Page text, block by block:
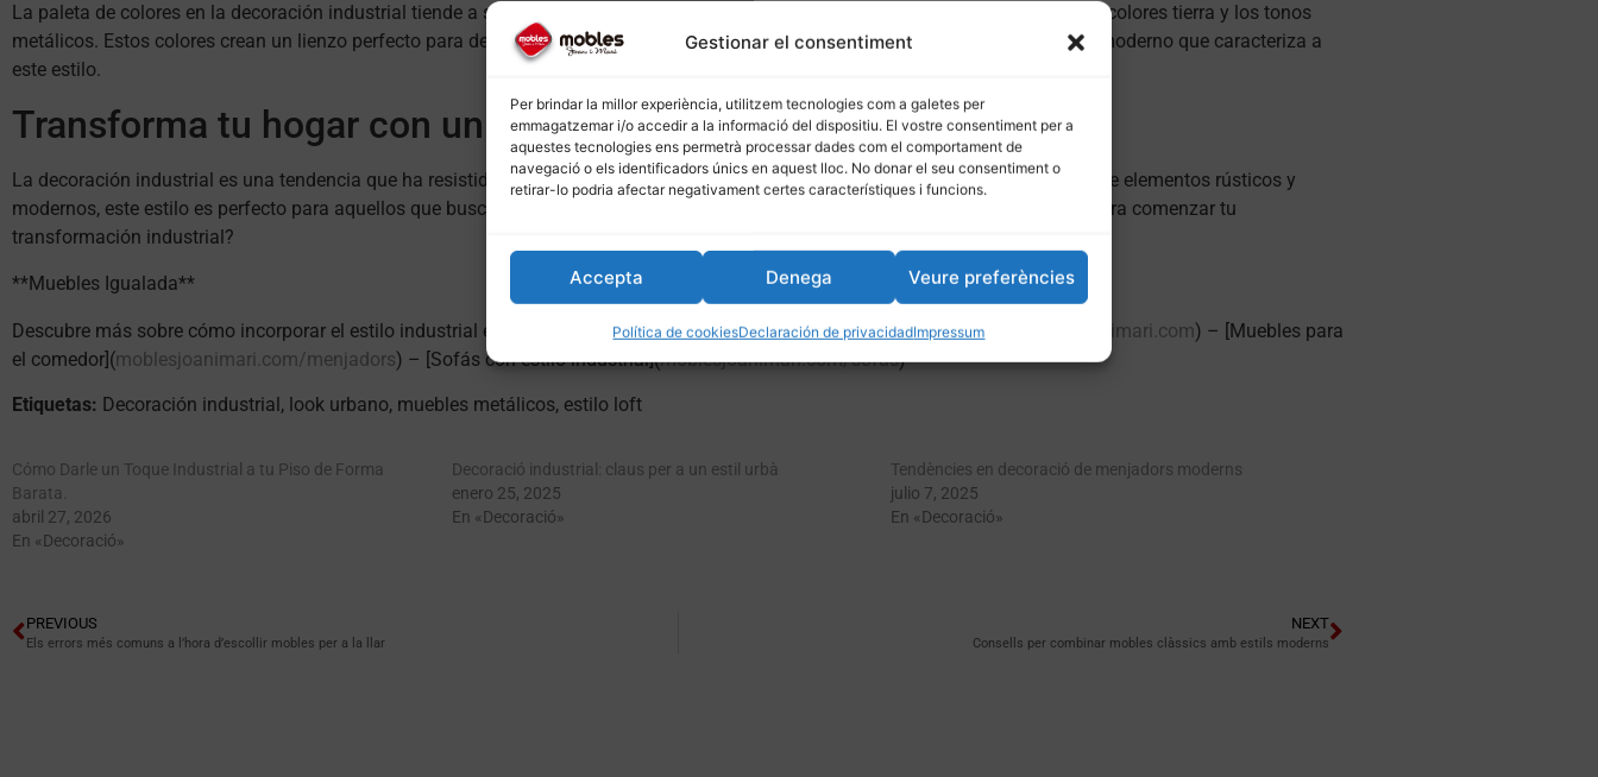
Gestionar el consentiment
Per brindar la millor experiència, utilitzem tecnologies com a galetes per
emmagatzemar i/o accedir a la informació del dispositiu. El vostre consentiment per a
aquestes tecnologies ens permetrà processar dades com el comportament de
navegació o els identificadors únics en aquest lloc. No donar el seu consentiment o
retirar-lo podria afectar negativament certes característiques i funcions.
Accepta Denega Veure preferències
Política de cookiesDeclaración de privacidadImpressum
La paleta de colores en la decoración industrial tiende a ser neutral. Los tonos grises, blancos y negros son comunes, así como los colores tierra y los tonos
metálicos. Estos colores crean un lienzo perfecto para destacar los muebles y accesorios industriales, y aportan ese aire urbano y moderno que caracteriza a
este estilo.
Transforma tu hogar con un toque industrial
La decoración industrial es una tendencia que ha resistido la prueba del tiempo y sigue siendo popular hoy en día. Con su mezcla de elementos rústicos y
modernos, este estilo es perfecto para aquellos que buscan un look urbano y contemporáneo para su hogar. Así que, ¿estás listo para comenzar tu
transformación industrial?
**Muebles Igualada**
Descubre más sobre cómo incorporar el estilo industrial en tu hogar visitando nuestro sitio web: – [Mobles Joan i Mari]( moblesjoanimari.com) – [Muebles para
el comedor](moblesjoanimari.com/menjadors) – [Sofás con estilo industrial](moblesjoanimari.com/sofas)
Etiquetas: Decoración industrial, look urbano, muebles metálicos, estilo loft
Cómo Darle un Toque Industrial a tu Piso de Forma
Barata.
abril 27, 2026
En «Decoració»
Decoració industrial: claus per a un estil urbà
enero 25, 2025
En «Decoració»
Tendències en decoració de menjadors moderns
julio 7, 2025
En «Decoració»
PREVIOUS
Els errors més comuns a l’hora d’escollir mobles per a la llar
NEXT
Consells per combinar mobles clàssics amb estils moderns